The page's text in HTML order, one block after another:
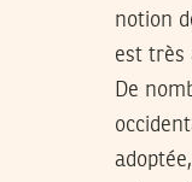
notion
est très
De